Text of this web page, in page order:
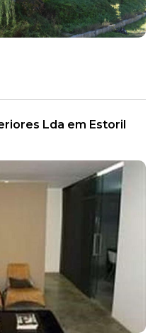
Lda em Estoril